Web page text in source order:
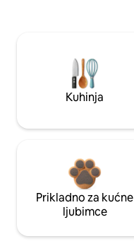
Kuhinja
Prikladno za kućne
ljubimce